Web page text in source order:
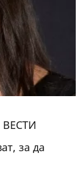
за да